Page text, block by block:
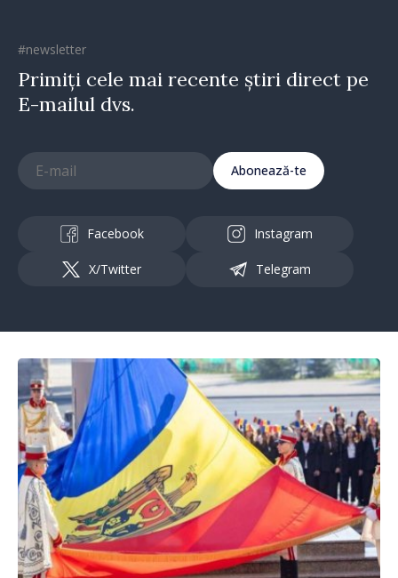
#newsletter
Primiți cele mai recente știri direct pe
E-mailul dvs.
Abonează-te
Facebook Instagram
X/Twitter Telegram